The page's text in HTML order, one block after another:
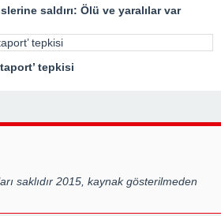
saldırı: Ölü ve yaralılar var
tepkisi
saklıdır 2015, kaynak gösterilmeden